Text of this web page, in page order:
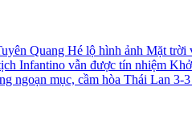
Quang Hé lộ hình ảnh Mặt trời
Infantino vẫn được tín nhiệm
ngoạn mục, cầm hòa Thái Lan 3-3